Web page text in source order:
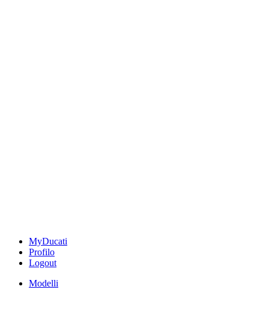
MyDucati
Profilo
Logout
Modelli